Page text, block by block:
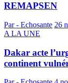
REMAPSEN
Par - Echosante 26
A LA UNE
Dakar acte
continent